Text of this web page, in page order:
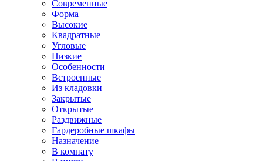
Современные
Форма
Высокие
Квадратные
Угловые
Низкие
Особенности
Встроенные
Из кладовки
Закрытые
Открытые
Раздвижные
Гардеробные шкафы
Назначение
В комнату